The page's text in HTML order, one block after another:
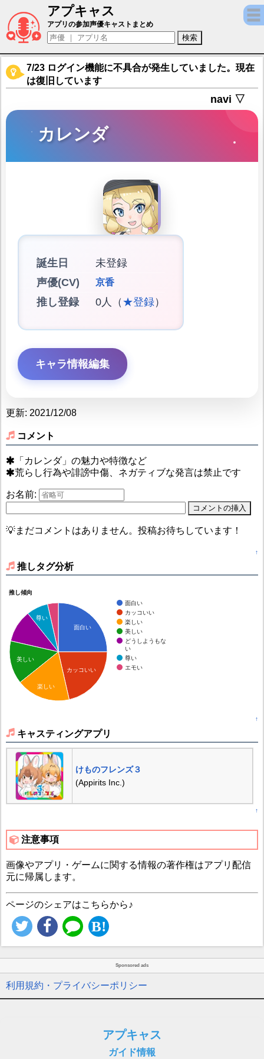
アプキャス
カレンダ（声優：京香)【けものフレンズ３
アプリの参加声優キャストまとめ
7/23 ログイン機能に不具合が発生していました。現在
は復旧しています
navi ▽
カレンダ
誕生日
未登録
声優(CV)
京香
推し登録 0人（ ★登録）
キャラ情報編集
更新: 2021/12/08
コメント
「カレンダ」の魅力や特徴など
荒らし行為や誹謗中傷、ネガティブな発言は禁止です
お名前:
💡まだコメントはありません。投稿お待ちしています！
↑
推しタグ分析
推し傾向
面白い
カッコいい
楽しい
美しい
どうしようもな
い
尊い
エモい
面白い
カッコいい
尊い
美しい
楽しい
↑
キャスティングアプリ
けものフレンズ３
(Appirits Inc.)
↑
注意事項
画像やアプリ・ゲームに関する情報の著作権はアプリ配信
元に帰属します。
ページのシェアはこちらから♪
Sponsored ads
利用規約・プライバシーポリシー
アプキャス
ガイド情報